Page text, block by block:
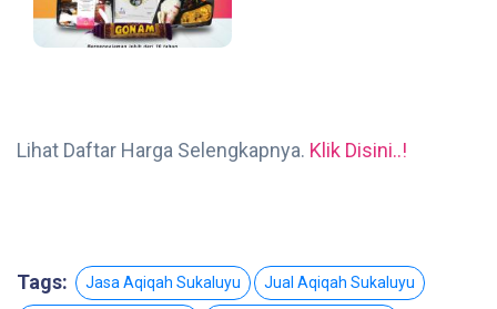
Lihat Daftar Harga Selengkapnya. Klik Disini..!
Tags: Jasa Aqiqah Sukaluyu Jual Aqiqah Sukaluyu